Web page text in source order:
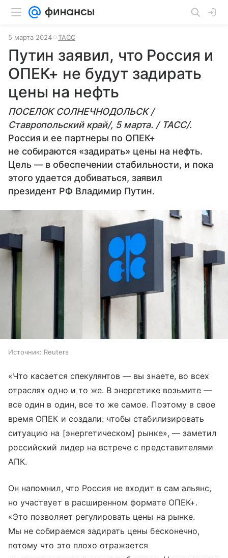
5 марта 2024 ТАСС
Путин заявил, что Россия и
ОПЕК+ не будут задирать
цены на нефть
ПОСЕЛОК СОЛНЕЧНОДОЛЬСК /
Ставропольский край/, 5 марта. / ТАСС/.
Россия и ее партнеры по ОПЕК+
не собираются «задирать» цены на нефть.
Цель — в обеспечении стабильности, и пока
этого удается добиваться, заявил
президент РФ Владимир Путин.
Источник: Reuters
«Что касается спекулянтов — вы знаете, во всех
отраслях одно и то же. В энергетике возьмите —
все один в один, все то же самое. Поэтому в свое
время ОПЕК и создали: чтобы стабилизировать
ситуацию на [энергетическом] рынке», — заметил
российский лидер на встрече с представителями
АПК.
Он напомнил, что Россия не входит в сам альянс,
но участвует в расширенном формате ОПЕК+.
«Это позволяет регулировать цены на рынке.
Мы не собираемся задирать цены бесконечно,
потому что это плохо отражается